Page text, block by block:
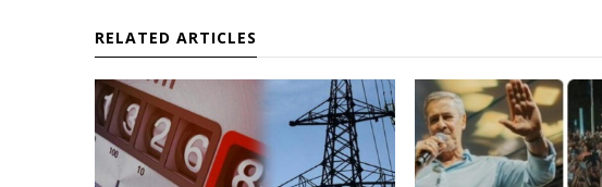
RELATED ARTICLES